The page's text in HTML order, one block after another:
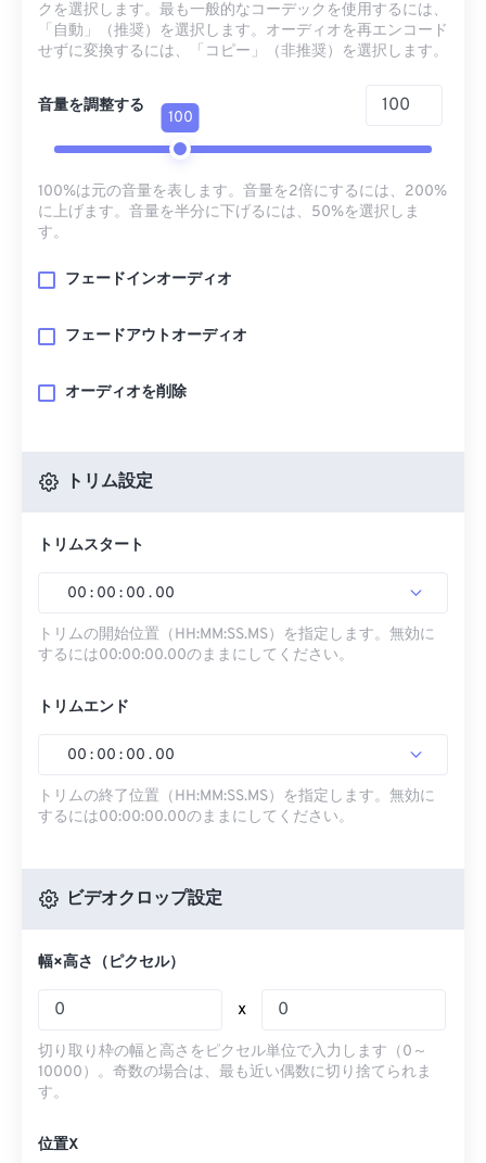
クを選択します。最も一般的なコーデックを使用するには、
「自動」（推奨）を選択します。オーディオを再エンコード
せずに変換するには、「コピー」（非推奨）を選択します。
音量を調整する
100
100%は元の音量を表します。音量を2倍にするには、200%
に上げます。音量を半分に下げるには、50%を選択しま
す。
フェードインオーディオ
フェードアウトオーディオ
オーディオを削除
トリム設定
トリムスタート
00 : 00 : 00 . 00
トリムの開始位置（HH:MM:SS.MS）を指定します。無効に
するには00:00:00.00のままにしてください。
トリムエンド
00 : 00 : 00 . 00
トリムの終了位置（HH:MM:SS.MS）を指定します。無効に
するには00:00:00.00のままにしてください。
ビデオクロップ設定
幅×高さ（ピクセル）
x
切り取り枠の幅と高さをピクセル単位で入力します（0～
10000）。奇数の場合は、最も近い偶数に切り捨てられま
す。
位置X